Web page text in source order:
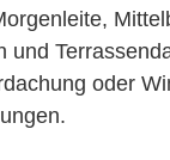
und
oder